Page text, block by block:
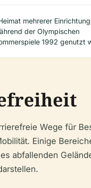
mehrerer
der Olympischen
1992 genutzt
Wege für
Einige
abfallenden